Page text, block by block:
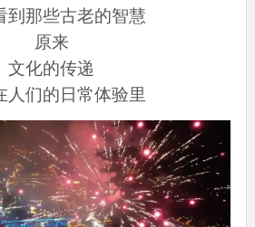
到那些古老的智慧
原来
文化的传递
人们的日常体验里